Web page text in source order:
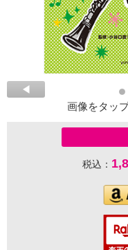
画像をタッ
税込：